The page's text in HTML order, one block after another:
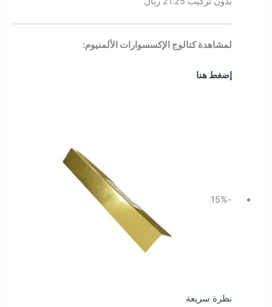
لمشاهدة كتالوج الإكسسوارات الألمنيوم:
إضغط هنا
-15%
نظرة سريعة